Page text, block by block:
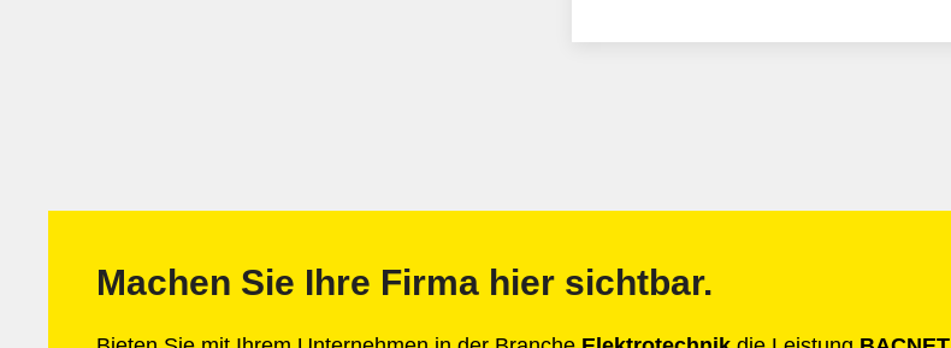
Machen Sie Ihre Firma hier sichtbar.